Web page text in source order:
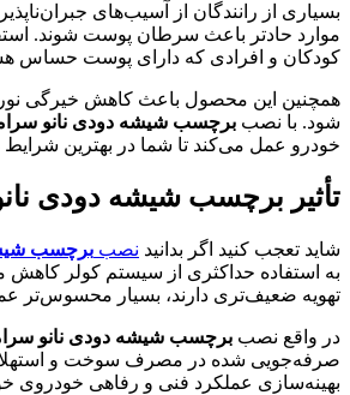
بسیاری از رانندگان از آسیب‌های
موارد حادتر باعث سرطان پوست شوند.
کودکان و افرادی که دارای پوست حساس
همچنین این محصول باعث کاهش خیرگی نور
شود. با نصب برچسب شیشه دودی نانو
خودرو عمل می‌کند تا شما در بهترین شرایط
تأثیر برچسب شیشه دودی
شاید تعجب کنید اگر بدانید نصب برچسب
به استفاده حداکثری از سیستم کولر
تهویه ضعیف‌تری دارند، بسیار محسوس‌تر
در واقع نصب برچسب شیشه دودی نانو
صرفه‌جویی شده در مصرف سوخت و استهلاک
بهینه‌سازی عملکرد فنی و رفاهی خودروی